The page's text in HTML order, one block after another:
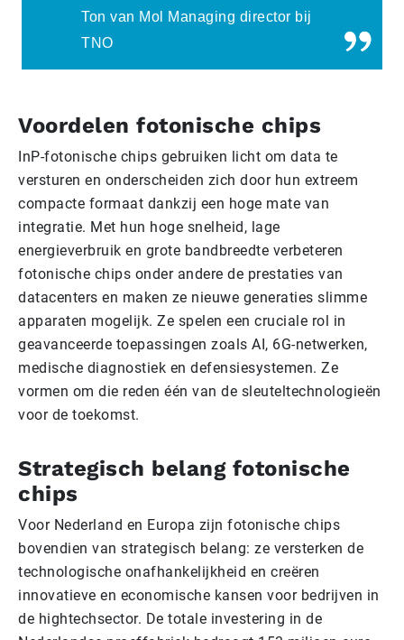
Ton van Mol Managing director bij
TNO
Voordelen fotonische chips
InP-fotonische chips gebruiken licht om data te
versturen en onderscheiden zich door hun extreem
compacte formaat dankzij een hoge mate van
integratie. Met hun hoge snelheid, lage
energieverbruik en grote bandbreedte verbeteren
fotonische chips onder andere de prestaties van
datacenters en maken ze nieuwe generaties slimme
apparaten mogelijk. Ze spelen een cruciale rol in
geavanceerde toepassingen zoals AI, 6G-netwerken,
medische diagnostiek en defensiesystemen. Ze
vormen om die reden één van de sleuteltechnologieën
voor de toekomst.
Strategisch belang fotonische
chips
Voor Nederland en Europa zijn fotonische chips
bovendien van strategisch belang: ze versterken de
technologische onafhankelijkheid en creëren
innovatieve en economische kansen voor bedrijven in
de hightechsector. De totale investering in de